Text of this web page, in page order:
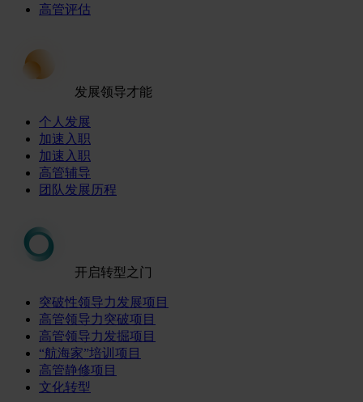
高管评估
发展领导才能
个人发展
加速入职
加速入职
高管辅导
团队发展历程
开启转型之门
突破性领导力发展项目
高管领导力突破项目
高管领导力发掘项目
“航海家”培训项目
高管静修项目
文化转型